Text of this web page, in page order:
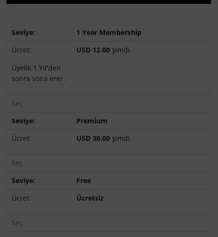
1 Year Membership
USD 12.00 şimdi.
Üyelik 1 Yıl'den
sonra sona erer.
Seç
Premium
USD 30.00 şimdi.
Seç
Free
Ücretsiz.
Seç